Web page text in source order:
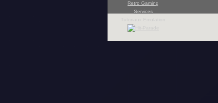
Retro Gaming
Services